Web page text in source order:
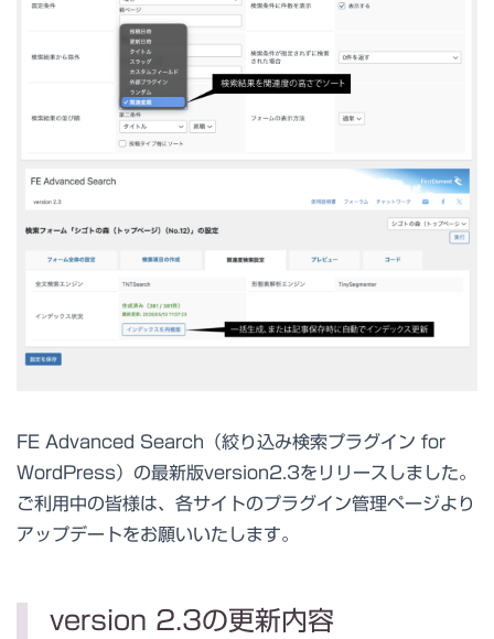
FE Advanced Search（絞り込み検索プラグイン for
WordPress）の最新版version2.3をリリースしました。
ご利用中の皆様は、各サイトのプラグイン管理ページより
アップデートをお願いいたします。
version 2.3の更新内容